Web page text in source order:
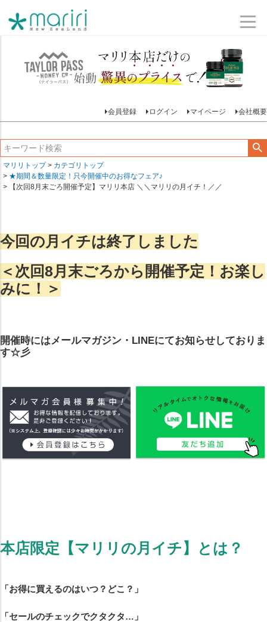
会員登録 ログイン マイページ 会社概要
マリリトップ
カテゴリトップ
★期間＆数量限定！只今開催中のお得なフェア♪
【次回8月末ごろ開催予定】マリリ本店 ＼＼マリリの月イチ！／／
今回の月イチは終了しました
＜次回8月末ごろから開催予定！お楽し
みに！＞
開催時にはメールマガジン・LINEにてお知らせしておりま
す☆彡
本店限定【マリリの月イチ】とは？
「お得に買えるのはいつ？どこ？」
「セールのチェックでクタクタ…」